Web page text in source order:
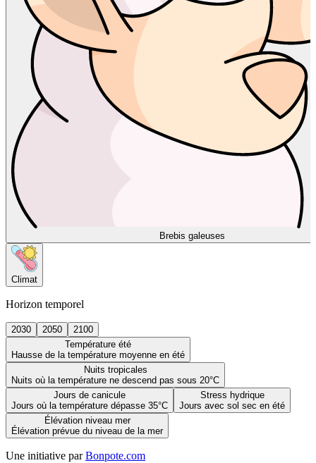
Brebis galeuses
Climat
Horizon temporel
2030 2050
2100
Température été
Hausse de la température moyenne en été
Nuits tropicales
Nuits où la température ne descend pas sous 20°C
Jours de canicule
Jours où la température dépasse 35°C
Stress hydrique
Jours avec sol sec en été
Élévation niveau mer
Élévation prévue du niveau de la mer
Une initiative par Bonpote.com